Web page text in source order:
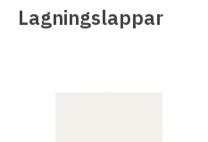
Lagningslappar